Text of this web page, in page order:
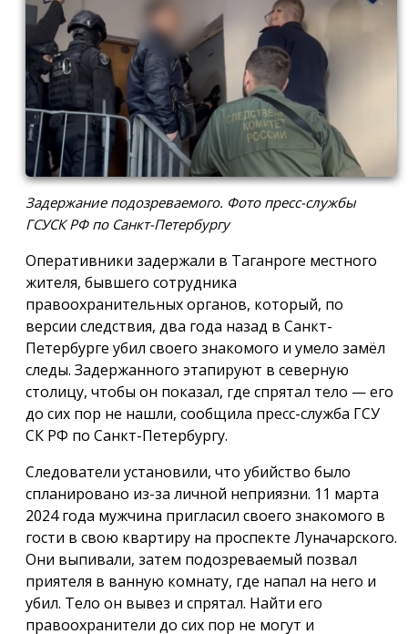
Задержание подозреваемого. Фото пресс-службы
ГСУСК РФ по Санкт-Петербургу
Оперативники задержали в Таганроге местного
жителя, бывшего сотрудника
правоохранительных органов, который, по
версии следствия, два года назад в Санкт-
Петербурге убил своего знакомого и умело замёл
следы. Задержанного этапируют в северную
столицу, чтобы он показал, где спрятал тело — его
до сих пор не нашли, сообщила пресс-служба ГСУ
СК РФ по Санкт-Петербургу.
Следователи установили, что убийство было
спланировано из-за личной неприязни. 11 марта
2024 года мужчина пригласил своего знакомого в
гости в свою квартиру на проспекте Луначарского.
Они выпивали, затем подозреваемый позвал
приятеля в ванную комнату, где напал на него и
убил. Тело он вывез и спрятал. Найти его
правоохранители до сих пор не могут и